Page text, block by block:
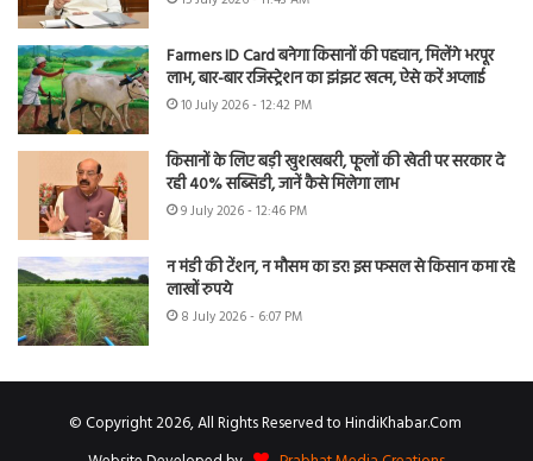
Farmers ID Card बनेगा किसानों की पहचान, मिलेंगे भरपूर
लाभ, बार-बार रजिस्ट्रेशन का झंझट खत्म, ऐसे करें अप्लाई
10 July 2026 - 12:42 PM
किसानों के लिए बड़ी खुशखबरी, फूलों की खेती पर सरकार दे
रही 40% सब्सिडी, जानें कैसे मिलेगा लाभ
9 July 2026 - 12:46 PM
न मंडी की टेंशन, न मौसम का डर! इस फसल से किसान कमा रहे
लाखों रुपये
8 July 2026 - 6:07 PM
© Copyright 2026, All Rights Reserved to HindiKhabar.Com